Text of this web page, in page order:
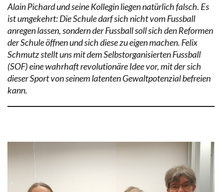
Alain Pichard und seine Kollegin liegen natürlich falsch. Es
ist umgekehrt: Die Schule darf sich nicht vom Fussball
anregen lassen, sondern der Fussball soll sich den Reformen
der Schule öffnen und sich diese zu eigen machen. Felix
Schmutz stellt uns mit dem Selbstorganisierten Fussball
(SOF) eine wahrhaft revolutionäre Idee vor, mit der sich
dieser Sport von seinem latenten Gewaltpotenzial befreien
kann.